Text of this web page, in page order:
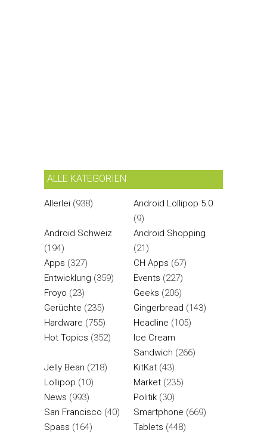
ALLE KATEGORIEN
Allerlei (938)
Android Lollipop 5.0
(9)
Android Schweiz
(194)
Android Shopping
(21)
Apps (327) CH Apps (67)
Entwicklung (359) Events (227)
Froyo (23) Geeks (206)
Gerüchte (235) Gingerbread (143)
Hardware (755) Headline (105)
Hot Topics (352)
Ice Cream
Sandwich (266)
Jelly Bean (218) KitKat (43)
Lollipop (10) Market (235)
News (993) Politik (30)
San Francisco (40) Smartphone (669)
Spass (164) Tablets (448)